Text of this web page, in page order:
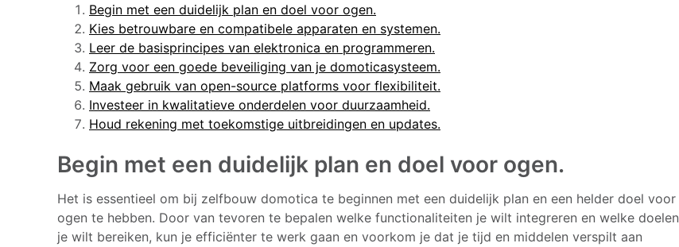
Begin met een duidelijk plan en doel voor ogen.
Kies betrouwbare en compatibele apparaten en systemen.
Leer de basisprincipes van elektronica en programmeren.
Zorg voor een goede beveiliging van je domoticasysteem.
Maak gebruik van open-source platforms voor flexibiliteit.
Investeer in kwalitatieve onderdelen voor duurzaamheid.
Houd rekening met toekomstige uitbreidingen en updates.
Begin met een duidelijk plan en doel voor ogen.
Het is essentieel om bij zelfbouw domotica te beginnen met een duidelijk plan en een helder doel voor
ogen te hebben. Door van tevoren te bepalen welke functionaliteiten je wilt integreren en welke doelen
je wilt bereiken, kun je efficiënter te werk gaan en voorkom je dat je tijd en middelen verspilt aan